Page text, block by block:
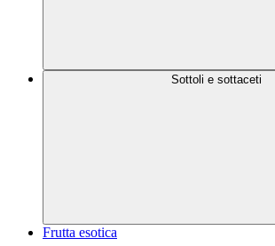
Sottoli e sottaceti
Frutta esotica